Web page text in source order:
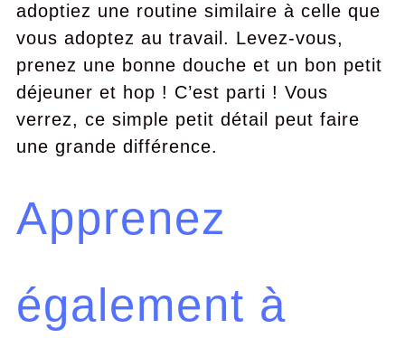
adoptiez une routine similaire à celle que
vous adoptez au travail. Levez-vous,
prenez une bonne douche et un bon petit
déjeuner et hop ! C’est parti ! Vous
verrez, ce simple petit détail peut faire
une grande différence.
Apprenez
également à